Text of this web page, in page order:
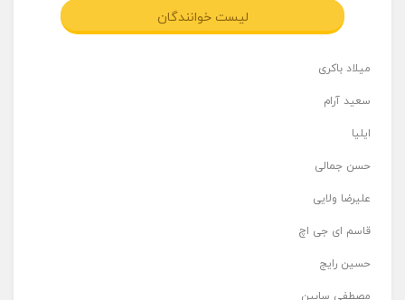
لیست خوانندگان
میلاد باکری
سعید آرام
ایلیا
حسن جمالی
علیرضا ولایی
قاسم ای جی اچ
حسین رایج
مصطفی سابین